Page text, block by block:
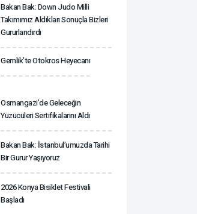
Bakan Bak: Down Judo Milli
Takımımız Aldıkları Sonuçla Bizleri
Gururlandırdı
Gemlik’te Otokros Heyecanı
Osmangazi’de Geleceğin
Yüzücüleri Sertifikalarını Aldı
Bakan Bak: İstanbul’umuzda Tarihi
Bir Gurur Yaşıyoruz
2026 Konya Bisiklet Festivali
Başladı